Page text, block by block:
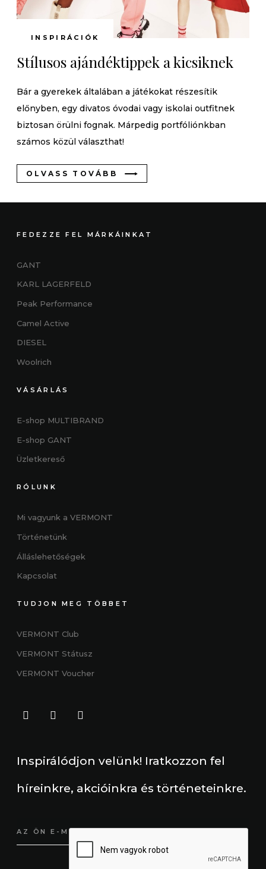
INSPIRÁCIÓK
Stílusos ajándéktippek a kicsiknek
Bár a gyerekek általában a játékokat részesítik
előnyben, egy divatos óvodai vagy iskolai outfitnek
biztosan örülni fognak. Márpedig portfóliónkban
számos közül választhat!
OLVASS TOVÁBB
FEDEZZE FEL MÁRKÁINKAT
GANT
KARL LAGERFELD
Peak Performance
Camel Active
DIESEL
Woolrich
VÁSÁRLÁS
E-shop MULTIBRAND
E-shop GANT
Üzletkereső
RÓLUNK
Mi vagyunk a VERMONT
Történetünk
Álláslehetőségek
Kapcsolat
TUDJON MEG TÖBBET
VERMONT Club
VERMONT Státusz
VERMONT Voucher
Inspirálódjon velünk! Iratkozzon fel
híreinkre, akcióinkra és történeteinkre.